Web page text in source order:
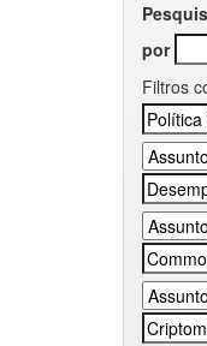
por
Filtros